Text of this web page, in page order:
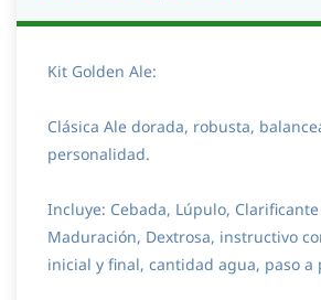
Kit Golden Ale:
Clásica Ale dorada, robusta,
personalidad.
Incluye: Cebada, Lúpulo,
Maduración, Dextrosa, instructivo
inicial y final, cantidad agua, paso a